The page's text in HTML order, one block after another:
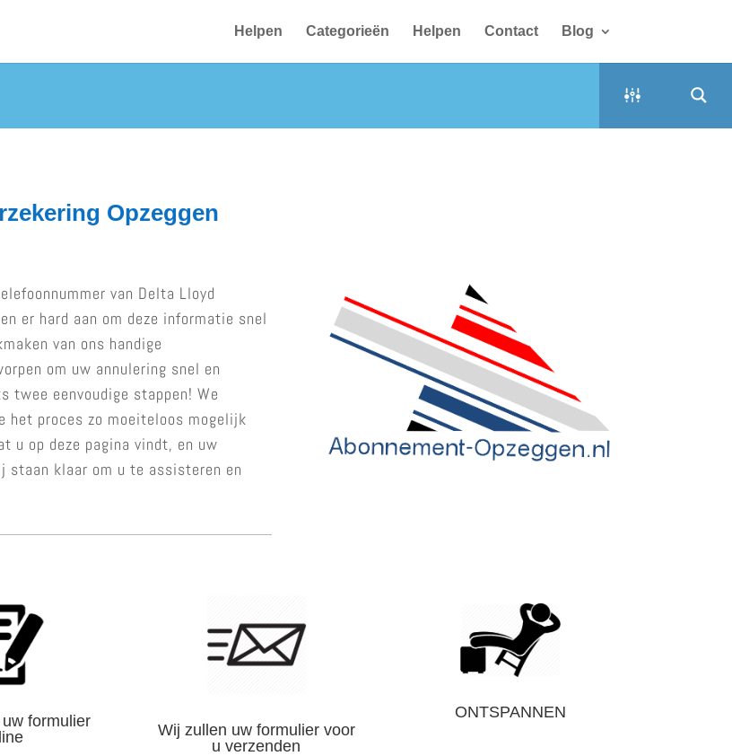
Helpen Categorieën Helpen Contact Blog
Opzeggen
van Delta Lloyd
er hard aan om deze informatie snel
van ons handige
om uw annulering snel en
twee eenvoudige stappen! We
het proces zo moeiteloos mogelijk
u op deze pagina vindt, en uw
staan klaar om u te assisteren en
formulier
Wij zullen uw formulier voor
u verzenden
ONTSPANNEN